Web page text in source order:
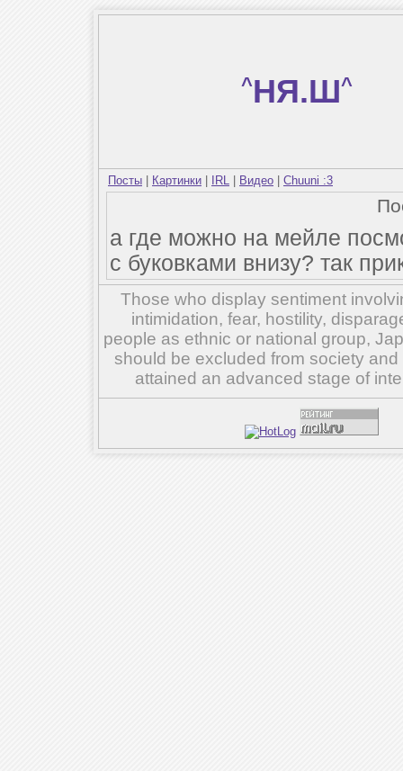
^НЯ.Ш^
Посты Картинки IRL Видео Chuuni :3
а где можно на мейле
с буковками внизу? так
Those who display sentiment
intimidation, fear, hostility,
people as ethnic or national group,
should be excluded from society
attained an advanced stage of